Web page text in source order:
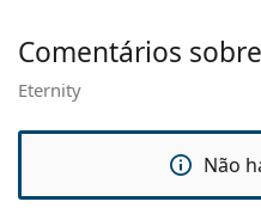
Acessórios
Estojo:
Pano de
Não
Outros
Comentários
Eternity
Não